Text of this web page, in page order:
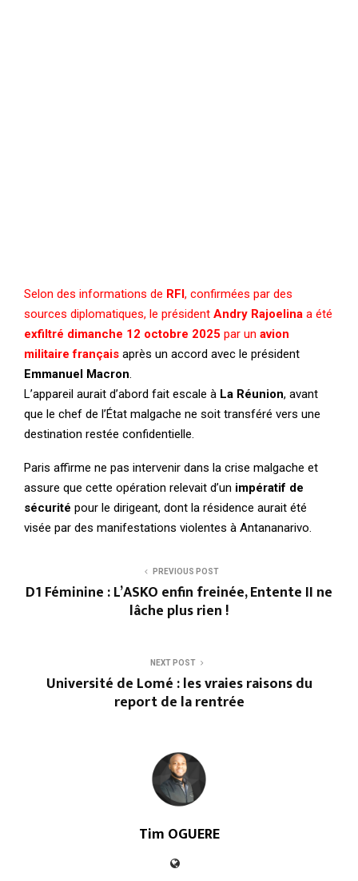
Selon des informations de RFI, confirmées par des
sources diplomatiques, le président Andry Rajoelina a été
exfiltré dimanche 12 octobre 2025 par un avion
militaire français après un accord avec le président
Emmanuel Macron.
L’appareil aurait d’abord fait escale à La Réunion, avant
que le chef de l’État malgache ne soit transféré vers une
destination restée confidentielle.
Paris affirme ne pas intervenir dans la crise malgache et
assure que cette opération relevait d’un impératif de
sécurité pour le dirigeant, dont la résidence aurait été
visée par des manifestations violentes à Antananarivo.
PREVIOUS POST
D1 Féminine : L’ASKO enfin freinée, Entente II ne
lâche plus rien !
NEXT POST
Université de Lomé : les vraies raisons du
report de la rentrée
Tim OGUERE